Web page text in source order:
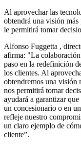
Al aprovechar las
obtendrá una visión
le permitirá tomar
Alfonso Fuggetta ,
afirma: "La
paso en la redefinición
los clientes. Al
obtendremos una visión
nos permitirá tomar
ayudará a garantizar
un concesionario o en
refleje nuestro
un claro ejemplo de
cliente”.